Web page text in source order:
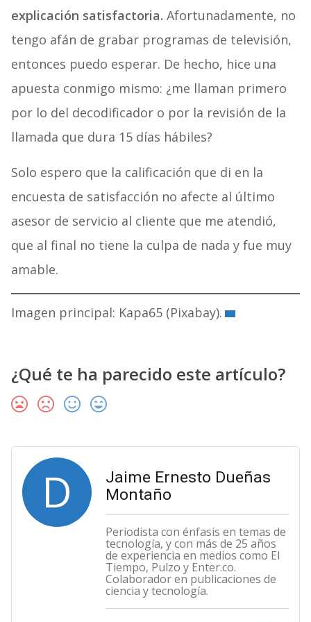
explicación satisfactoria. Afortunadamente, no
tengo afán de grabar programas de televisión,
entonces puedo esperar. De hecho, hice una
apuesta conmigo mismo: ¿me llaman primero
por lo del decodificador o por la revisión de la
llamada que dura 15 días hábiles?
Solo espero que la calificación que di en la
encuesta de satisfacción no afecte al último
asesor de servicio al cliente que me atendió,
que al final no tiene la culpa de nada y fue muy
amable.
Imagen principal: Kapa65 (Pixabay).
¿Qué te ha parecido este artículo?
D
Jaime Ernesto Dueñas
Montaño
Periodista con énfasis en temas de
tecnología, y con más de 25 años
de experiencia en medios como El
Tiempo, Pulzo y Enter.co.
Colaborador en publicaciones de
ciencia y tecnología.